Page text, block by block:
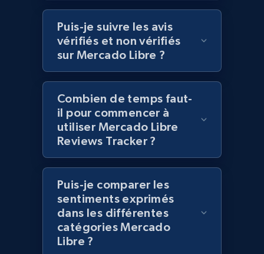
991+ 162+ Commencer
Lazada - Products
URL, Title, Rating, Reviews, Initial price, Final
price, Currency, Stock, and more.
988+ 160+
Lazada - Products - Discover products by
keyword
URL, Title, Rating, Reviews, Initial price, Final
price, Currency, Stock, and more.
Puis-je suivre les avis
vérifiés et non vérifiés
sur Mercado Libre ?
Combien de temps faut-
il pour commencer à
utiliser Mercado Libre
Reviews Tracker ?
Puis-je comparer les
sentiments exprimés
dans les différentes
catégories Mercado
Libre ?